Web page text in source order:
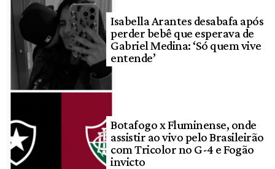
Isabella Arantes desabafa após
perder bebê que esperava de
Gabriel Medina: ‘Só quem vive
entende’
Botafogo x Fluminense, onde
assistir ao vivo pelo Brasileirão
com Tricolor no G-4 e Fogão
invicto